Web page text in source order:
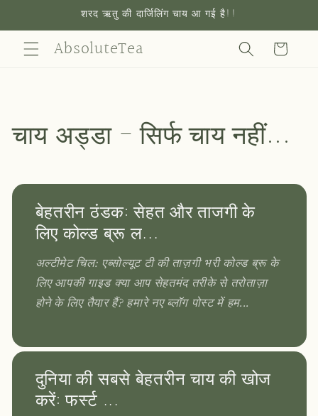
शरद ऋतु की दार्जिलिंग चाय आ गई है!!
AbsoluteTea कार्ट
चाय अड्डा - सिर्फ चाय नहीं...
बेहतरीन ठंडक: सेहत और ताजगी के
लिए कोल्ड ब्रू ल...
अल्टीमेट चिल: एब्सोल्यूट टी की ताज़गी भरी कोल्ड ब्रू के
लिए आपकी गाइड क्या आप सेहतमंद तरीके से तरोताज़ा
होने के लिए तैयार हैं? हमारे नए ब्लॉग पोस्ट में हम...
दुनिया की सबसे बेहतरीन चाय की खोज
करें: फर्स्ट ...